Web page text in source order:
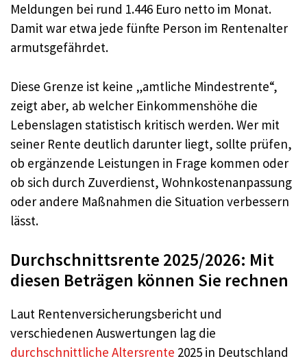
Meldungen bei rund 1.446 Euro netto im Monat.
Damit war etwa jede fünfte Person im Rentenalter
armutsgefährdet.
Diese Grenze ist keine „amtliche Mindestrente“,
zeigt aber, ab welcher Einkommenshöhe die
Lebenslagen statistisch kritisch werden. Wer mit
seiner Rente deutlich darunter liegt, sollte prüfen,
ob ergänzende Leistungen in Frage kommen oder
ob sich durch Zuverdienst, Wohnkostenanpassung
oder andere Maßnahmen die Situation verbessern
lässt.
Durchschnittsrente 2025/2026: Mit
diesen Beträgen können Sie rechnen
Laut Rentenversicherungsbericht und
verschiedenen Auswertungen lag die
durchschnittliche Altersrente 2025 in Deutschland